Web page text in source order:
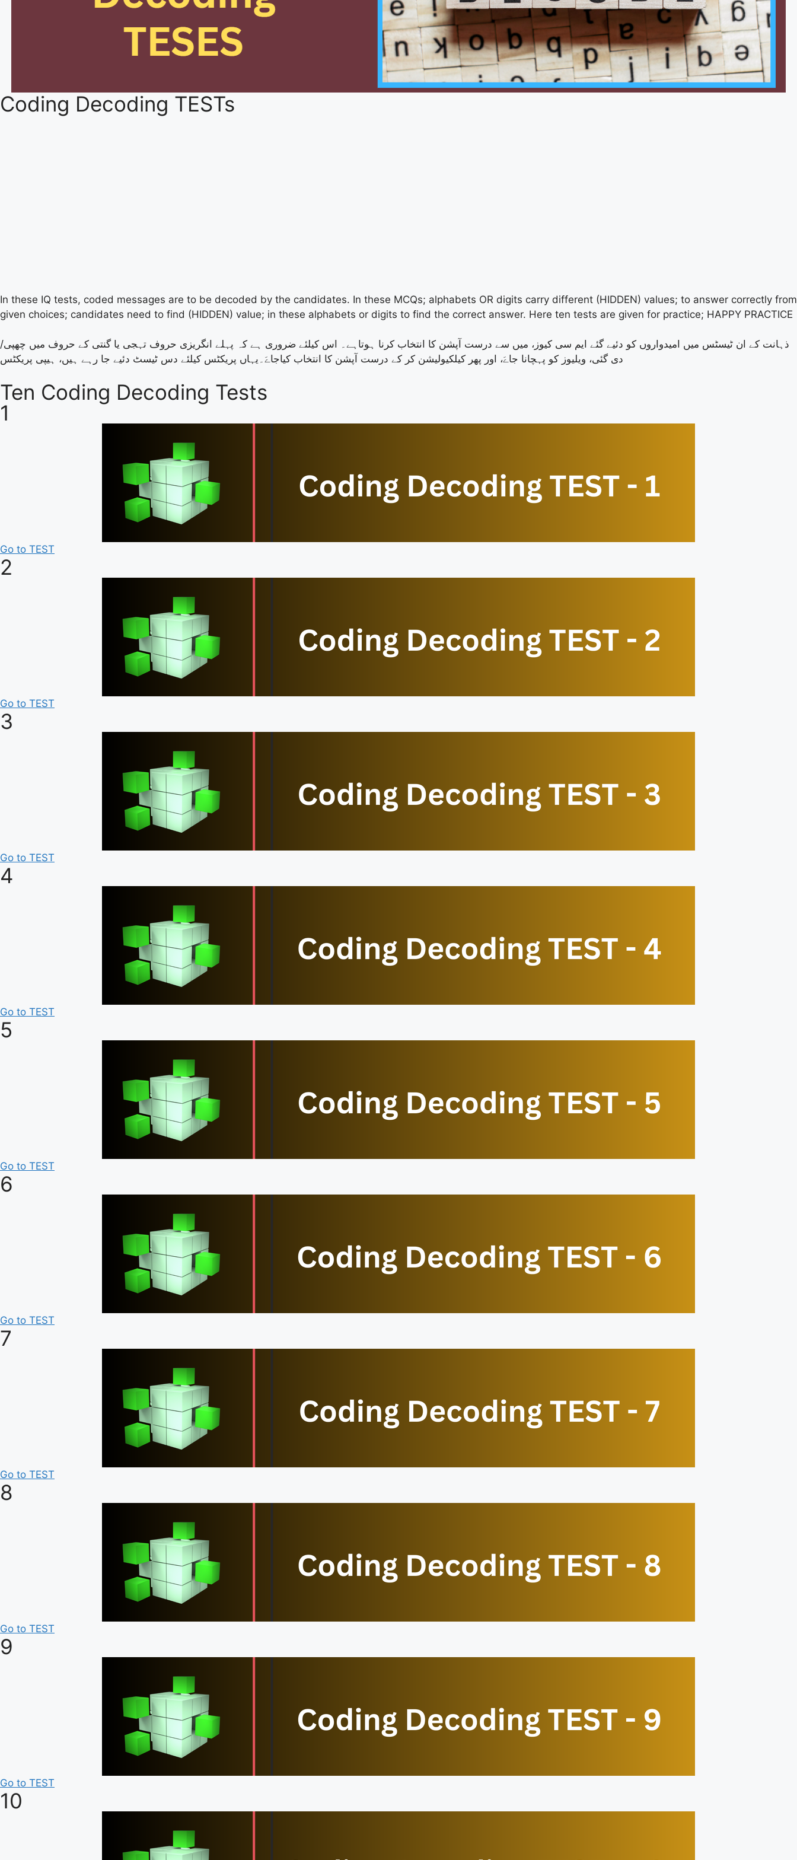
Coding Decoding TESTs
In these IQ tests, coded messages are to be decoded by the candidates. In these MCQs; alphabets OR digits carry different (HIDDEN) values; to answer correctly from
given choices; candidates need to find (HIDDEN) value; in these alphabets or digits to find the correct answer. Here ten tests are given for practice; HAPPY PRACTICE
ذہانت کے ان ٹیسٹس میں امیدواروں کو دئیے گئے ایم سی کیوز، میں سے درست آپشن کا انتخاب کرنا ہوتاہے۔ اس کیلئے ضروری ہے کہ پہلے انگریزی حروف تہجی یا گنتی کے حروف میں چھپی/
دی گئی، ویلیوز کو پہچانا جاےَ، اور پھر کیلکیولیشن کر کے درست آپشن کا انتخاب کیاجاےَ۔یہاں پریکٹس کیلئے دس ٹیسٹ دئیے جا رہے ہیں، ہیپی پریکٹس
Ten Coding Decoding Tests
1
Go to TEST
2
Go to TEST
3
Go to TEST
4
Go to TEST
5
Go to TEST
6
Go to TEST
7
Go to TEST
8
Go to TEST
9
Go to TEST
10